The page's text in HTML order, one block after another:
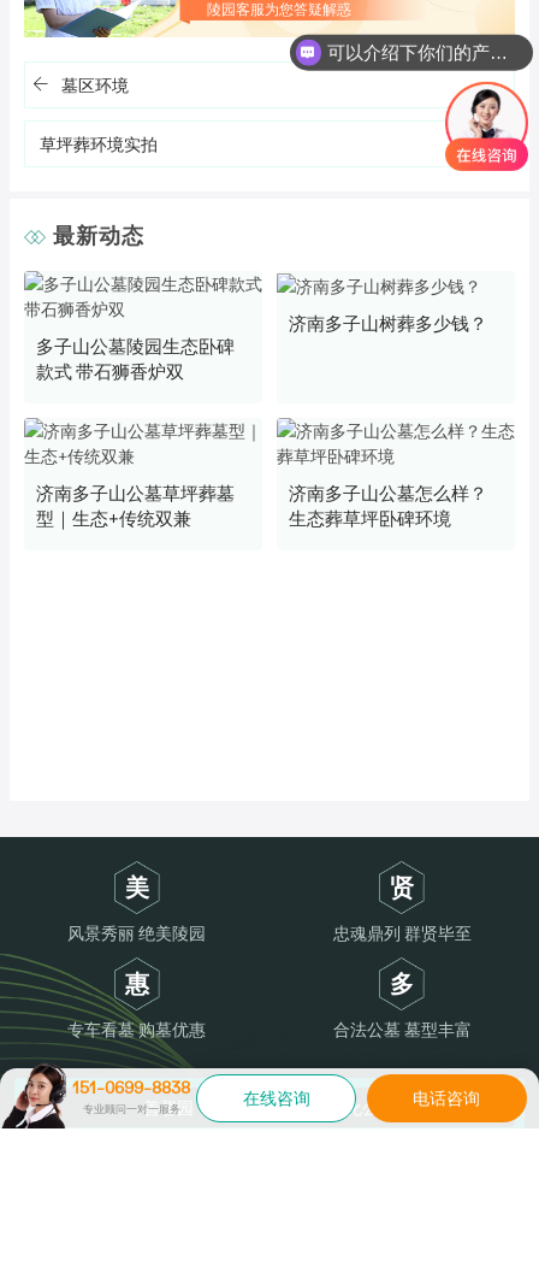
陵园客服为您答疑解惑
墓区环境
草坪葬环境实拍
最新动态
多子山公墓陵园生态卧碑
款式 带石狮香炉双
济南多子山树葬多少钱？
济南多子山公墓草坪葬墓
型｜生态+传统双兼
济南多子山公墓怎么样？
生态葬草坪卧碑环境
美
风景秀丽 绝美陵园
贤
忠魂鼎列 群贤毕至
惠
专车看墓 购墓优惠
多
合法公墓 墓型丰富
善馨园・济南多子山生命文化公园
151-0699-8838
专业顾问一对一服务 在线咨询 电话咨询
可以介绍下你们的产品么